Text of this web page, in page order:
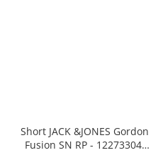
Short JACK &JONES Gordon
Fusion SN RP - 12273304-